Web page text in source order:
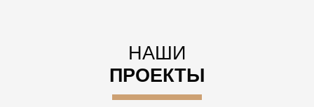
НАШИ
ПРОЕКТЫ